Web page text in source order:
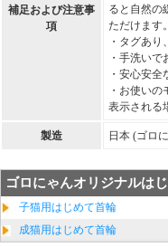
補足および注意事
項
ると自然の
ただけます
・タグあり
・手洗いで
・安心安全
・お使い
表示される
製造 日本 (ゴロ
ゴロにゃんオリジナルは
子猫用はじめて首輪
成猫用はじめて首輪